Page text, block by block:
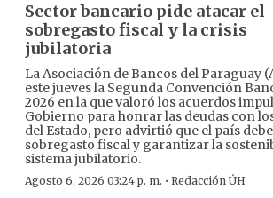
Sector bancario pide atacar el
sobregasto fiscal y la crisis
jubilatoria
La Asociación de Bancos del Paraguay
este jueves la Segunda Convención
2026 en la que valoró los acuerdos
Gobierno para honrar las deudas con
del Estado, pero advirtió que el país
sobregasto fiscal y garantizar la
sistema jubilatorio.
Agosto 6, 2026 03:24 p. m. · Redacción ÚH